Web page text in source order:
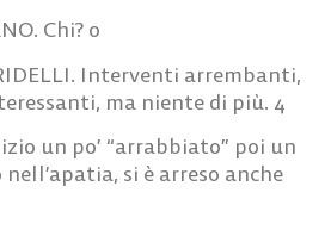
Chi? 0
Interventi arrembanti,
ma niente di più. 4
un po’ “arrabbiato” poi un
si è arreso anche